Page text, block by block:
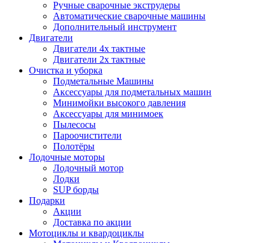
Ручные сварочные экструдеры
Автоматические сварочные машины
Дополнительный инструмент
Двигатели
Двигатели 4х тактные
Двигатели 2х тактные
Очистка и уборка
Подметальные Машины
Аксессуары для подметальных машин
Минимойки высокого давления
Аксессуары для минимоек
Пылесосы
Пароочистители
Полотёры
Лодочные моторы
Лодочный мотор
Лодки
SUP борды
Подарки
Акции
Доставка по акции
Мотоциклы и квардоциклы